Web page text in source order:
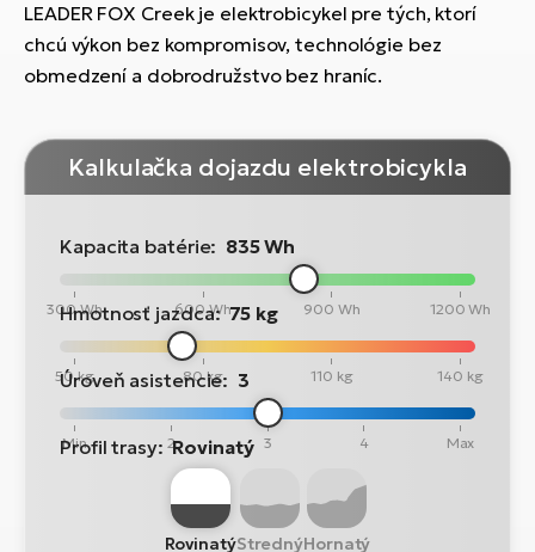
LEADER FOX Creek je elektrobicykel pre tých, ktorí
chcú výkon bez kompromisov, technológie bez
obmedzení a dobrodružstvo bez hraníc.
Kalkulačka dojazdu elektrobicykla
Kapacita batérie: 835 Wh
300 Wh 600 Wh 900 Wh 1200 Wh
Hmotnosť jazdca: 75 kg
50 kg 80 kg 110 kg 140 kg
Úroveň asistencie: 3
Min 2 3 4 Max
Profil trasy: Rovinatý
RovinatýStrednýHornatý